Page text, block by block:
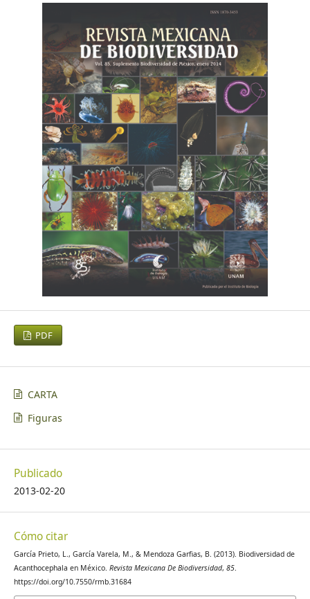
PDF
CARTA
Figuras
Publicado
2013-02-20
Cómo citar
García Prieto, L., García Varela, M., & Mendoza Garfias, B. (2013). Biodiversidad de
Acanthocephala en México. Revista Mexicana De Biodiversidad, 85.
https://doi.org/10.7550/rmb.31684